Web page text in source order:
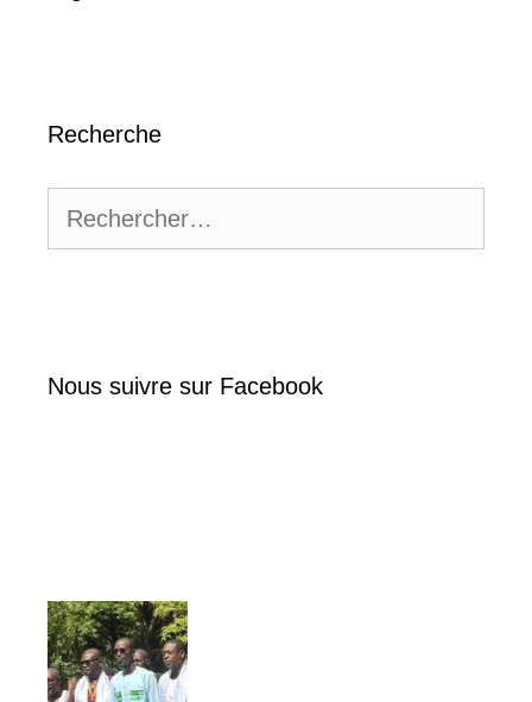
Recherche
Nous suivre sur Facebook